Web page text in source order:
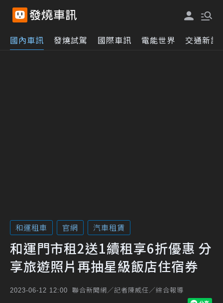
國內車訊 發燒試駕 國際車訊 電能世界 交通新訊
和運租車 官網 汽車租賃
和運門市租2送1續租享6折優惠 分
享旅遊照片再抽星級飯店住宿券
2023-06-12 12:00 聯合新聞網／記者陳威任／綜合報導